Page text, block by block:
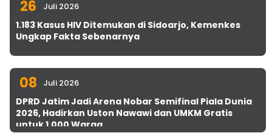
26 Juli 2026
1.183 Kasus HIV Ditemukan di Sidoarjo, Kemenkes
Ungkap Fakta Sebenarnya
08 Juli 2026
DPRD Jatim Jadi Arena Nobar Semifinal Piala Dunia
2026, Hadirkan Uston Nawawi dan UMKM Gratis
untuk 1.000 Warga